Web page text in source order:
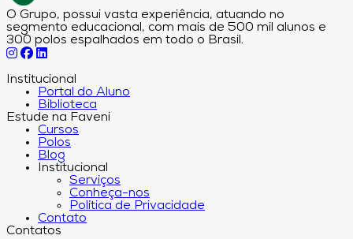
O Grupo, possui vasta experiência, atuando no
segmento educacional, com mais de 500 mil alunos e
300 polos espalhados em todo o Brasil.
Institucional
Portal do Aluno
Biblioteca
Estude na Faveni
Cursos
Polos
Blog
Institucional
Serviços
Conheça-nos
Política de Privacidade
Contato
Contatos